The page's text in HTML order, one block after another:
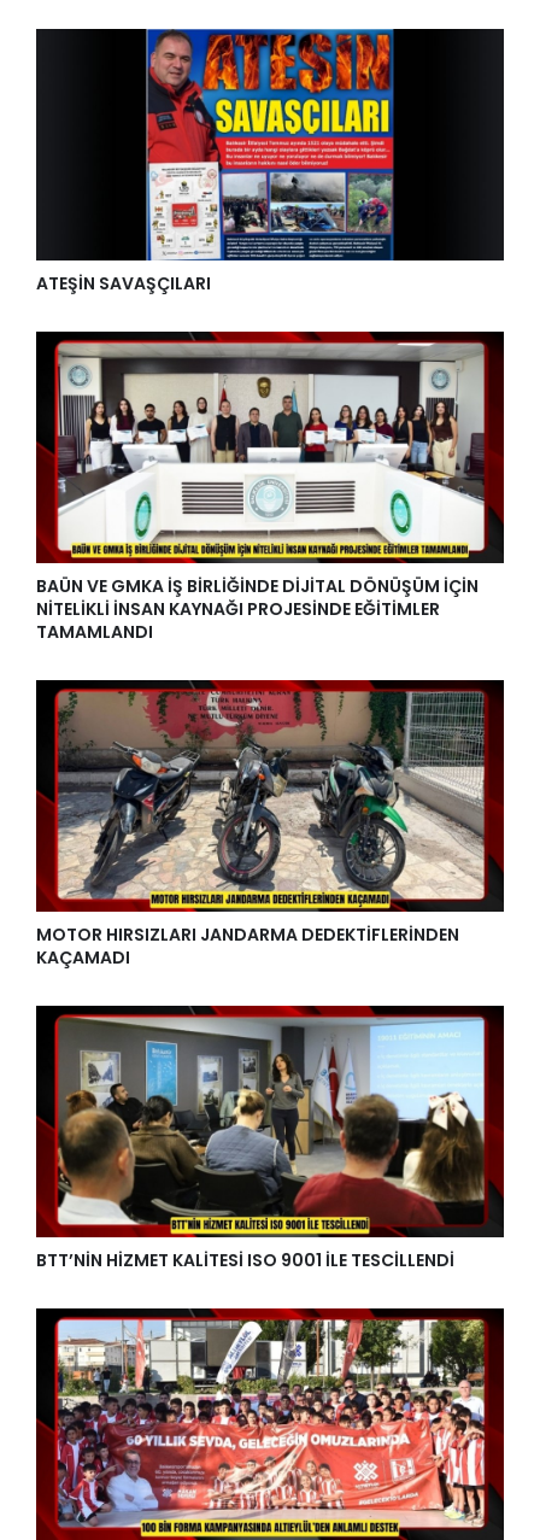
ATEŞİN SAVAŞÇILARI
BAÜN VE GMKA İŞ BİRLİĞİNDE DİJİTAL DÖNÜŞÜM İÇİN
NİTELİKLİ İNSAN KAYNAĞI PROJESİNDE EĞİTİMLER
TAMAMLANDI
MOTOR HIRSIZLARI JANDARMA DEDEKTİFLERİNDEN
KAÇAMADI
BTT’NİN HİZMET KALİTESİ ISO 9001 İLE TESCİLLENDİ